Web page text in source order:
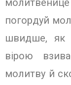
погордуй
швидше, як
вірою
молитву й